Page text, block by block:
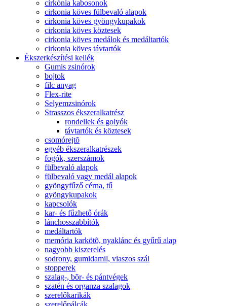
cirkónia kabosonok
cirkonia köves fülbevaló alapok
cirkonia köves gyöngykupakok
cirkonia köves köztesek
cirkonia köves medálok és medáltartók
cirkonia köves távtartók
Ékszerkészítési kellék
Gumis zsinórok
bojtok
filc anyag
Flex-rite
Selyemzsinórok
Strasszos ékszeralkatrész
rondellek és golyók
távtartók és köztesek
csomórejtõ
egyéb ékszeralkatrészek
fogók, szerszámok
fülbevaló alapok
fülbevaló vagy medál alapok
gyöngyfűző cérna, tű
gyöngykupakok
kapcsolók
kar- és fűzhető órák
lánchosszabbítók
medáltartók
memória karkötõ, nyaklánc és gyűrű alap
nagyobb kiszerelés
sodrony, gumidamil, viaszos szál
stopperek
szalag-, bõr- és pántvégek
szatén és organza szalagok
szerelőkarikák